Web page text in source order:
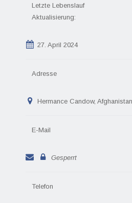
Letzte Lebenslauf
Aktualisierung:
27. April 2024
Adresse
Hermance Candow, Afghanistan
E-Mail
Gesperrt
Telefon